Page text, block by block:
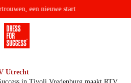
een nieuwe start
Utrecht